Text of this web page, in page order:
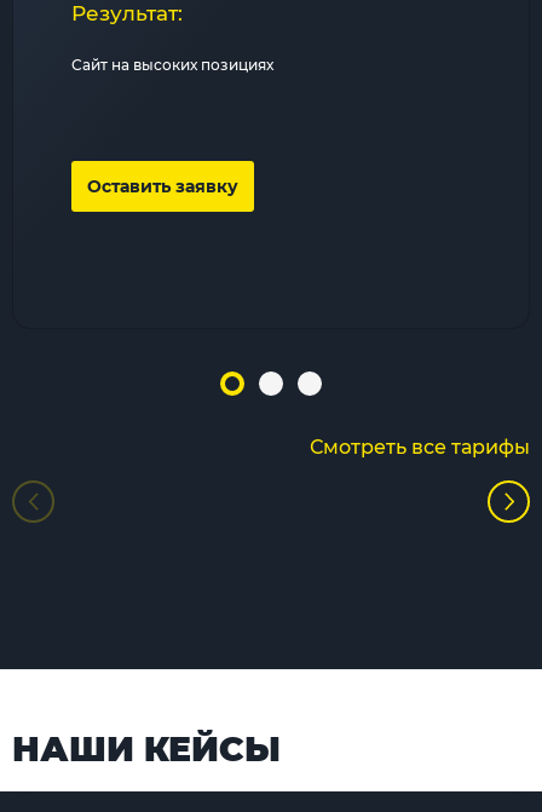
Результат:
Сайт на высоких позициях
Оставить заявку
Смотреть все тарифы
НАШИ КЕЙСЫ